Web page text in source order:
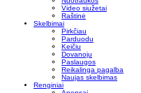
Video siužetai
Raštinė
Skelbimai
Pirkčiau
Parduodu
Keičiu
Dovanoju
Paslaugos
Reikalinga pagalba
Naujas skelbimas
Renginiai